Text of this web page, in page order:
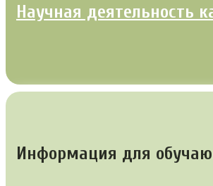
Научная деятельность
Информация для